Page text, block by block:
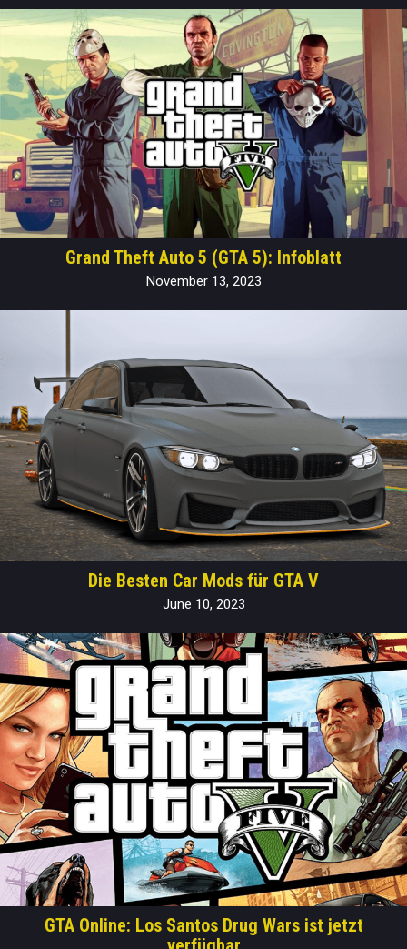
Grand Theft Auto 5 (GTA 5): Infoblatt
November 13, 2023
Die Besten Car Mods für GTA V
June 10, 2023
GTA Online: Los Santos Drug Wars ist jetzt